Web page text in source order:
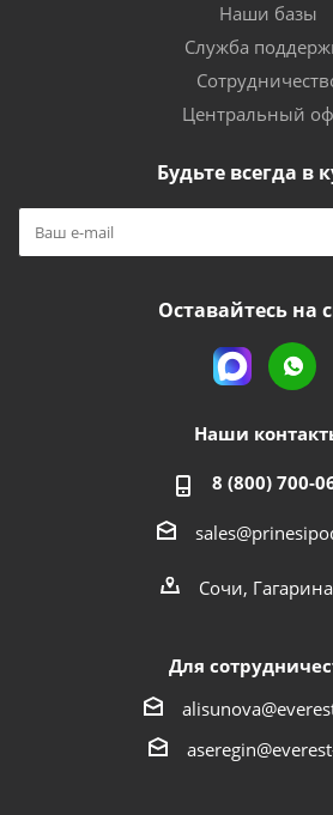
Наши базы
Служба
Центральный
Будьте всегда в
Оставайтесь на
Наши
8 (800) 700-
Сочи,
Для